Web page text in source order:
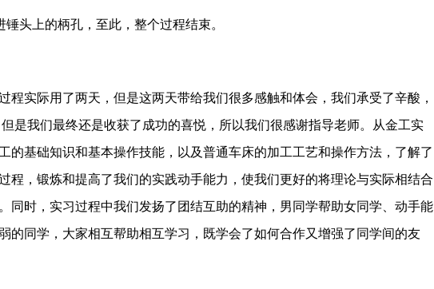
头上的柄孔，至此，整个过程结束。
程实际用了两天，但是这两天带给我们很多感触和体会，我们承受了辛酸，
是我们最终还是收获了成功的喜悦，所以我们很感谢指导老师。从金工实
的基础知识和基本操作技能，以及普通车床的加工工艺和操作方法，了解了
程，锻炼和提高了我们的实践动手能力，使我们更好的将理论与实际相结合
同时，实习过程中我们发扬了团结互助的精神，男同学帮助女同学、动手能
的同学，大家相互帮助相互学习，既学会了如何合作又增强了同学间的友